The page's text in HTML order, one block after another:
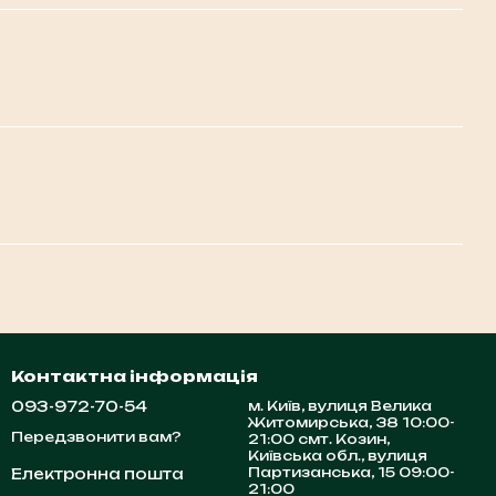
Контактна інформація
093-972-70-54
Передзвонити вам?
Електронна пошта
м. Київ, вулиця Велика
Житомирська, 38 10:00-
21:00 смт. Козин,
Київська обл., вулиця
Партизанська, 15 09:00-
21:00